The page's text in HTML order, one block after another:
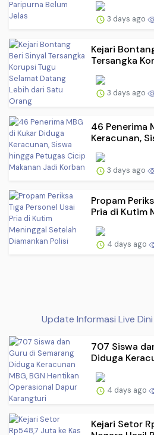
3 days ago
Kejari
Tersangka
3 days ago
46 Penerima
Keracunan,
3 days ago
Propam
Pria di Kutim
4 days ago
Update Informasi Live
707 Siswa
Diduga
4 days ago
Kejari Setor